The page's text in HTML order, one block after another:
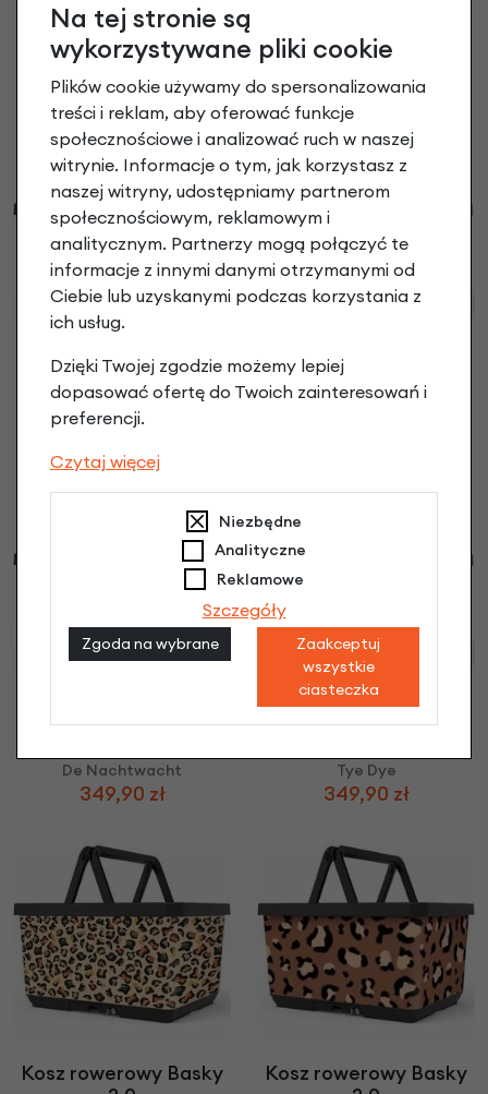
Przedni kosz rowerowy
Basil Green Life
179,90 zł
2.0
349,90 zł
Kosz rowerowy Basky
2.0
Picasso
Kosz rowerowy Basky
2.0
Kosz rowerowy Basky
De Nachtwacht
349,90 zł
Kosz rowerowy Basky
Tye Dye
349,90 zł
Kosz rowerowy Basky
Kosz rowerowy Basky
Na tej stronie są
wykorzystywane pliki cookie
Plików cookie używamy do spersonalizowania
treści i reklam, aby oferować funkcje
społecznościowe i analizować ruch w naszej
witrynie. Informacje o tym, jak korzystasz z
naszej witryny, udostępniamy partnerom
społecznościowym, reklamowym i
analitycznym. Partnerzy mogą połączyć te
informacje z innymi danymi otrzymanymi od
Ciebie lub uzyskanymi podczas korzystania z
ich usług.
Dzięki Twojej zgodzie możemy lepiej
dopasować ofertę do Twoich zainteresowań i
preferencji.
Czytaj więcej
Niezbędne
Analityczne
Reklamowe
Szczegóły
Zgoda na wybrane
Zaakceptuj
wszystkie
ciasteczka